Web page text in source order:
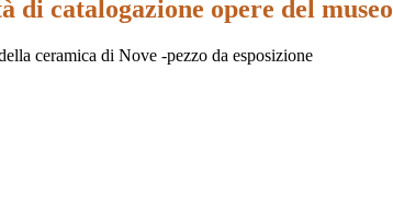
di catalogazione opere del museo